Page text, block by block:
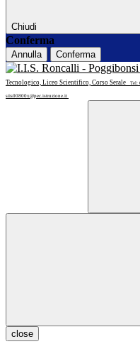
Chiudi
Conferma
Annulla Conferma
Tecnologico, Liceo Scientifico, Corso Serale
Tel:
siis00800x@pec.istruzione.it
close